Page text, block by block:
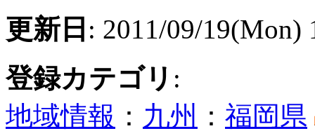
更新日 : 2011/09/19(Mon)
登録カテゴリ :
地域情報 ： 九州 ： 福岡県